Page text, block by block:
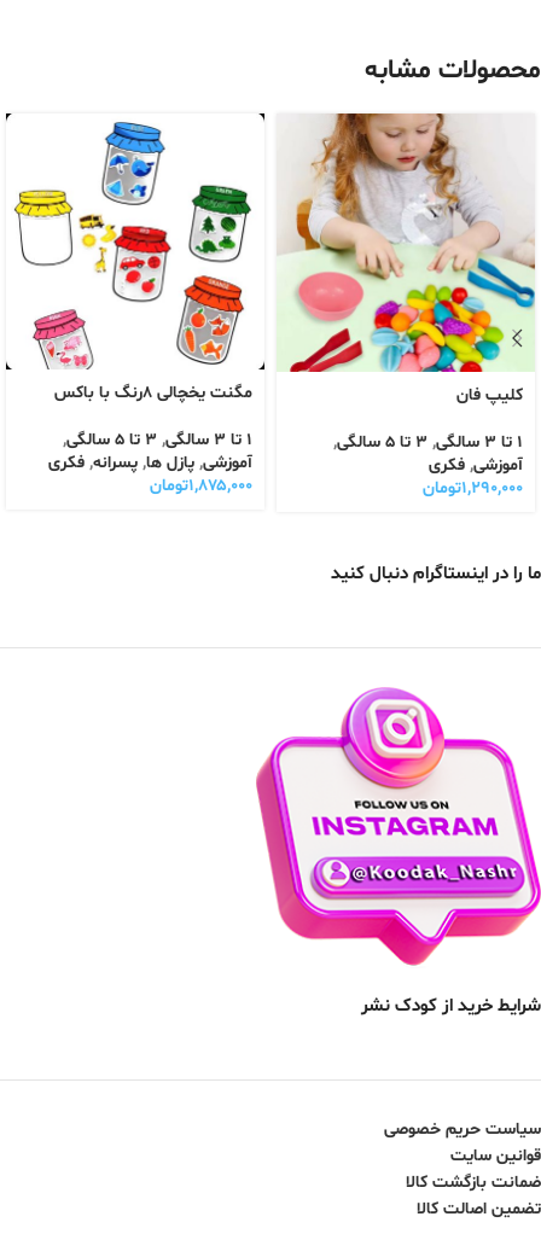
محصولات مشابه
کلیپ فان
1 تا 3 سالگی , 3 تا 5 سالگی
,
آموزشی, فکری
۱,۲۹۰,۰۰۰تومان
مگنت یخچالی ۸رنگ با باکس
1 تا 3 سالگی , 3 تا 5 سالگی
,
آموزشی, پازل ها, پسرانه, فکری
۱,۸۷۵,۰۰۰تومان
ما را در اینستاگرام دنبال کنید
شرایط خرید از کودک نشر
سیاست حریم خصوصی
قوانین سایت
ضمانت بازگشت کالا
تضمین اصالت کالا